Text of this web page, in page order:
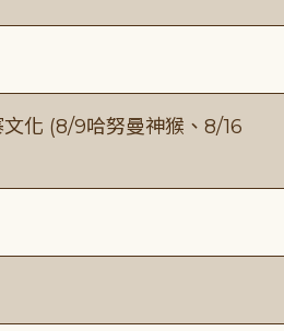
文化 (8/9哈努曼神猴、8/16